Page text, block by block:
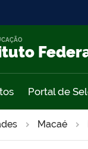
Portal de
Macaé